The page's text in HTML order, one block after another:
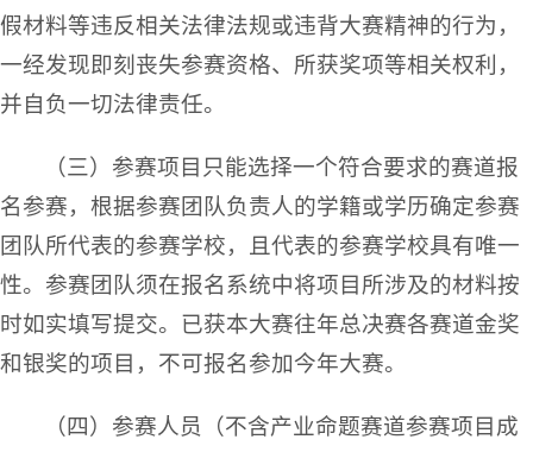
假材料等违反相关法律法规或违背大赛精神的行为，
一经发现即刻丧失参赛资格、所获奖项等相关权利，
并自负一切法律责任。
（三）参赛项目只能选择一个符合要求的赛道报
名参赛，根据参赛团队负责人的学籍或学历确定参赛
团队所代表的参赛学校，且代表的参赛学校具有唯一
性。参赛团队须在报名系统中将项目所涉及的材料按
时如实填写提交。已获本大赛往年总决赛各赛道金奖
和银奖的项目，不可报名参加今年大赛。
（四）参赛人员（不含产业命题赛道参赛项目成